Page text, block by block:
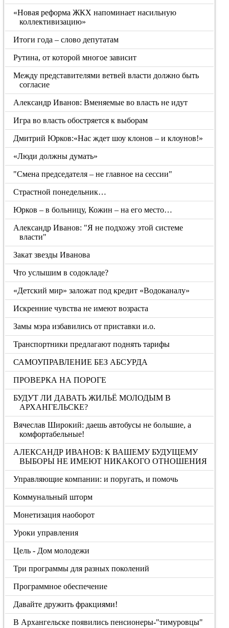
«Новая реформа ЖКХ напоминает насильную
коллективизацию»
Итоги года – слово депутатам
Рутина, от которой многое зависит
Между представителями ветвей власти должно быть
согласие
Александр Иванов: Вменяемые во власть не идут
Игра во власть обостряется к выборам
Дмитрий Юрков:«Нас ждет шоу клонов – и клоунов!»
«Люди должны думать»
"Смена председателя – не главное на сессии"
Страстной понедельник…
Юрков – в больницу, Кожин – на его место…
Александр Иванов: "Я не подхожу этой системе
власти"
Закат звезды Иванова
Что услышим в содокладе?
«Детский мир» заложат под кредит «Водоканалу»
Искренние чувства не имеют возраста
Замы мэра избавились от приставки и.о.
Транспортники предлагают поднять тарифы
САМОУПРАВЛЕНИЕ БЕЗ АБСУРДА
ПРОВЕРКА НА ПОРОГЕ
БУДУТ ЛИ ДАВАТЬ ЖИЛЬЁ МОЛОДЫМ В
АРХАНГЕЛЬСКЕ?
Вячеслав Широкий: даешь автобусы не большие, а
комфортабельные!
АЛЕКСАНДР ИВАНОВ: К ВАШЕМУ БУДУЩЕМУ
ВЫБОРЫ НЕ ИМЕЮТ НИКАКОГО ОТНОШЕНИЯ
Управляющие компании: и поругать, и помочь
Коммунальный шторм
Монетизация наоборот
Уроки управления
Цель - Дом молодежи
Три программы для разных поколений
Программное обеспечение
Давайте дружить фракциями!
В Архангельске появились пенсионеры-"тимуровцы"